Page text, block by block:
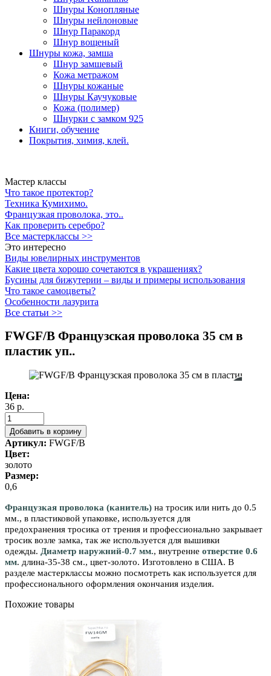
Шнуры Конопляные
Шнуры нейлоновые
Шнур Паракорд
Шнур вощеный
Шнуры кожа, замша
Шнур замшевый
Кожа метражом
Шнуры кожаные
Шнуры Каучуковые
Кожа (полимер)
Шнурки с замком 925
Книги, обучение
Покрытия, химия, клей.
Мастер классы
Что такое протектор?
Техника Кумихимо.
Французкая проволока, это..
Как проверить серебро?
Все мастерклассы >>
Это интересно
Виды ювелирных инструментов
Какие цвета хорошо сочетаются в украшениях?
Бусины для бижутерии – виды и примеры использования
Что такое самоцветы?
Особенности лазурита
Все статьи >>
FWGF/B Французская проволока 35 см в
пластик уп..
Цена:
36 р.
Добавить в корзину
Артикул: FWGF/B
Цвет:
золото
Размер:
0,6
Французкая проволока (канитель) на тросик или нить до 0.5
мм., в пластиковой упаковке, используется для
предохранения тросика от трения и профессионально закрывает
тросик возле замка, так же используется для вышивки
одежды. Диаметр наружний-0.7 мм., внутренне отверстие 0.6
мм. длина-35-38 см., цвет-золото. Изготовлено в США. В
разделе мастерклассы можно посмотреть как используется для
профессионального оформления окончания изделия.
Похожие товары